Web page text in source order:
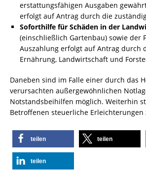
erstattungsfähigen Ausgaben
erfolgt auf Antrag durch die
Soforthilfe für Schäden in der
(einschließlich Gartenbau) sowie der
Auszahlung erfolgt auf Antrag durch
Ernährung, Landwirtschaft und
Daneben sind im Falle einer durch das
verursachten außergewöhnlichen
Notstandsbeihilfen möglich. Weiterhin
Betroffenen steuerliche Erleichterungen
teilen teilen
teilen